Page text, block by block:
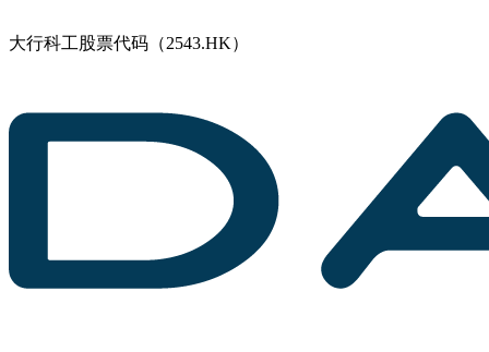
大行科工股票代码（2543.HK）